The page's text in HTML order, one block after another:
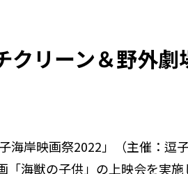
リーン＆野外
岸映画祭2022」（主催：逗
「海獣の子供」の上映会を実施